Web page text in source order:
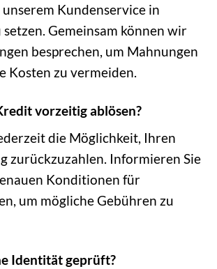
Kundenservice in
Gemeinsam können wir
besprechen, um Mahnungen
Kosten zu vermeiden.
vorzeitig ablösen?
die Möglichkeit, Ihren
zurückzuzahlen. Informieren Sie
Konditionen für
um mögliche Gebühren zu
Identität geprüft?